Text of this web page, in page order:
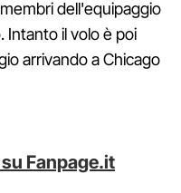
dell'equipaggio
Intanto il volo è poi
arrivando a Chicago
Fanpage.it